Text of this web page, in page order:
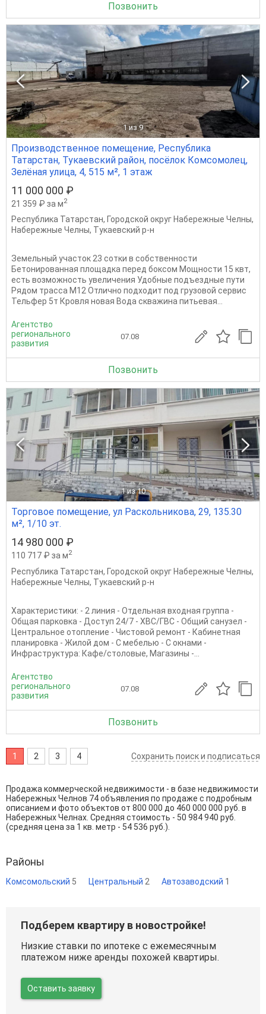
Позвонить
1 из 9
Производственное помещение, Республика
Татарстан, Тукаевский район, посёлок Комсомолец,
Зелёная улица, 4, 515 м², 1 этаж
11 000 000 ₽
21 359 ₽ за м2
Республика Татарстан, Городской округ Набережные Челны,
Набережные Челны, Тукаевский р-н
Земельный участок 23 сотки в собственности
Бетонированная площадка перед боксом Мощности 15 квт,
есть возможность увеличения Удобные подъездные пути
Рядом трасса М12 Отлично подходит под грузовой сервис
Тельфер 5т Кровля новая Вода скважина питьевая...
Агентство
регионального
развития
07.08
Позвонить
1 из 10
Торговое помещение, ул Раскольникова, 29, 135.30
м², 1/10 эт.
14 980 000 ₽
110 717 ₽ за м2
Республика Татарстан, Городской округ Набережные Челны,
Набережные Челны, Тукаевский р-н
Характеристики: - 2 линия - Отдельная входная группа -
Общая парковка - Доступ 24/7 - ХВС/ГВС - Общий санузел -
Центральное отопление - Чистовой ремонт - Кабинетная
планировка - Жилой дом - С мебелью - С окнами -
Инфраструктура: Кафе/столовые, Магазины -...
Агентство
регионального
развития
07.08
Позвонить
1 2 3 4 Сохранить поиск и подписаться
Продажа коммерческой недвижимости - в базе недвижимости
Набережных Челнов 74 объявления по продаже с подробным
описанием и фото объектов от 800 000 до 460 000 000 руб. в
Набережных Челнах. Средняя стоимость - 50 984 940 руб.
(средняя цена за 1 кв. метр - 54 536 руб.).
Районы
Комсомольский 5 Центральный 2 Автозаводский 1
Подберем квартиру в новостройке!
Низкие ставки по ипотеке с ежемесячным
платежом ниже аренды похожей квартиры.
Оставить заявку